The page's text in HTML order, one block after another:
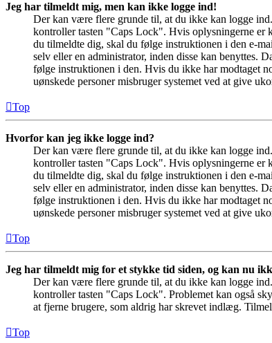
Jeg har tilmeldt mig, men kan ikke logge ind!
Der kan være flere grunde til, at du ikke kan logge
kontroller tasten "Caps Lock". Hvis oplysningerne er
du tilmeldte dig, skal du følge instruktionen i den e-
selv eller en administrator, inden disse kan benyttes.
følge instruktionen i den. Hvis du ikke har modtaget
uønskede personer misbruger systemet ved at give
Top
Hvorfor kan jeg ikke logge ind?
Der kan være flere grunde til, at du ikke kan logge
kontroller tasten "Caps Lock". Hvis oplysningerne er
du tilmeldte dig, skal du følge instruktionen i den e-
selv eller en administrator, inden disse kan benyttes.
følge instruktionen i den. Hvis du ikke har modtaget
uønskede personer misbruger systemet ved at give
Top
Jeg har tilmeldt mig for et stykke tid siden, og kan nu
Der kan være flere grunde til, at du ikke kan logge
kontroller tasten "Caps Lock". Problemet kan også
at fjerne brugere, som aldrig har skrevet indlæg.
Top